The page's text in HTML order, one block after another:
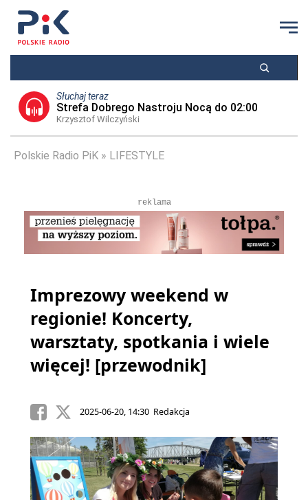
Słuchaj teraz
Strefa Dobrego Nastroju Nocą do 02:00
Krzysztof Wilczyński
Polskie Radio PiK LIFESTYLE
reklama
Imprezowy weekend w
regionie! Koncerty,
warsztaty, spotkania i wiele
więcej! [przewodnik]
2025-06-20, 14:30 Redakcja